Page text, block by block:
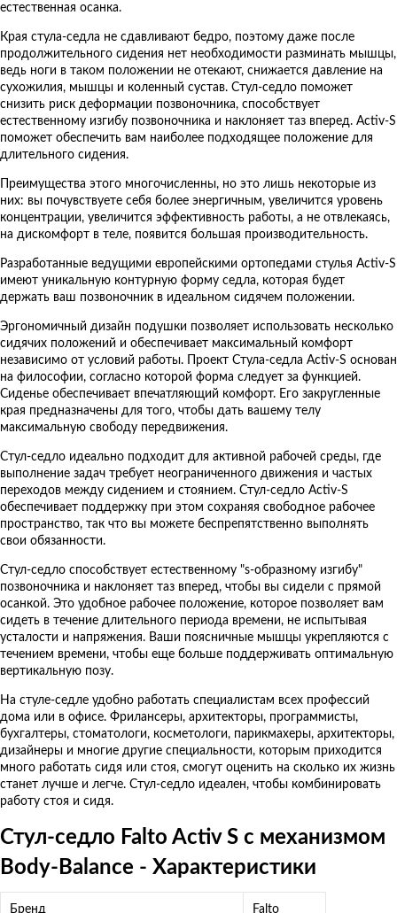
естественная осанка.
Края стула-седла не сдавливают бедро, поэтому даже после
продолжительного сидения нет необходимости разминать мышцы,
ведь ноги в таком положении не отекают, снижается давление на
сухожилия, мышцы и коленный сустав. Стул-седло поможет
снизить риск деформации позвоночника, способствует
естественному изгибу позвоночника и наклоняет таз вперед. Activ-S
поможет обеспечить вам наиболее подходящее положение для
длительного сидения.
Преимущества этого многочисленны, но это лишь некоторые из
них: вы почувствуете себя более энергичным, увеличится уровень
концентрации, увеличится эффективность работы, а не отвлекаясь,
на дискомфорт в теле, появится большая производительность.
Разработанные ведущими европейскими ортопедами стулья Activ-S
имеют уникальную контурную форму седла, которая будет
держать ваш позвоночник в идеальном сидячем положении.
Эргономичный дизайн подушки позволяет использовать несколько
сидячих положений и обеспечивает максимальный комфорт
независимо от условий работы. Проект Стула-седла Activ-S основан
на философии, согласно которой форма следует за функцией.
Сиденье обеспечивает впечатляющий комфорт. Его закругленные
края предназначены для того, чтобы дать вашему телу
максимальную свободу передвижения.
Стул-седло идеально подходит для активной рабочей среды, где
выполнение задач требует неограниченного движения и частых
переходов между сидением и стоянием. Стул-седло Activ-S
обеспечивает поддержку при этом сохраняя свободное рабочее
пространство, так что вы можете беспрепятственно выполнять
свои обязанности.
Стул-седло способствует естественному "s-образному изгибу"
позвоночника и наклоняет таз вперед, чтобы вы сидели с прямой
осанкой. Это удобное рабочее положение, которое позволяет вам
сидеть в течение длительного периода времени, не испытывая
усталости и напряжения. Ваши поясничные мышцы укрепляются с
течением времени, чтобы еще больше поддерживать оптимальную
вертикальную позу.
На стуле-седле удобно работать специалистам всех профессий
дома или в офисе. Фрилансеры, архитекторы, программисты,
бухгалтеры, стоматологи, косметологи, парикмахеры, архитекторы,
дизайнеры и многие другие специальности, которым приходится
много работать сидя или стоя, смогут оценить на сколько их жизнь
станет лучше и легче. Стул-седло идеален, чтобы комбинировать
работу стоя и сидя.
Стул-седло Falto Activ S с механизмом
Body-Balance - Характеристики
Бренд Falto